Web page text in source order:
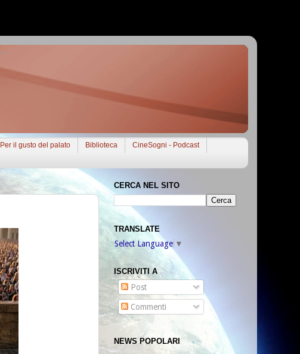
Per il gusto del palato Biblioteca
CineSogni - Podcast
CERCA NEL SITO
TRANSLATE
Select Language ▼
ISCRIVITI A
Post
Commenti
NEWS POPOLARI